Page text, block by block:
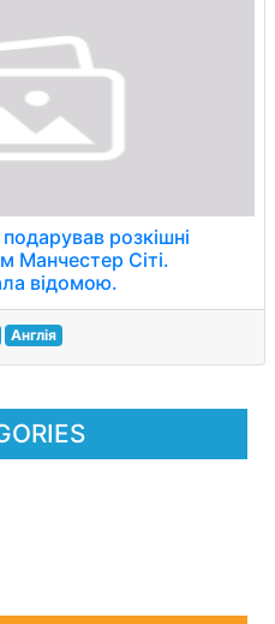
розкішні
Манчестер Сіті.
відомою.
Англія